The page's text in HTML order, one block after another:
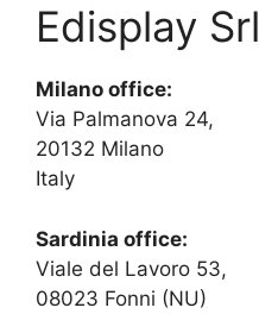
Edisplay Srl
Milano office:
Via Palmanova 24,
20132 Milano
Italy
Sardinia office:
Viale del Lavoro 53,
08023 Fonni (NU)